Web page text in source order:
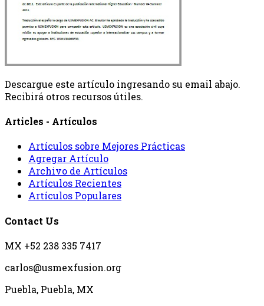
Descargue este artículo ingresando su email abajo.
Recibirá otros recursos útiles.
Articles - Artículos
Artículos sobre Mejores Prácticas
Agregar Artículo
Archivo de Artículos
Artículos Recientes
Artículos Populares
Contact Us
MX +52 238 335 7417
carlos@usmexfusion.org
Puebla, Puebla, MX